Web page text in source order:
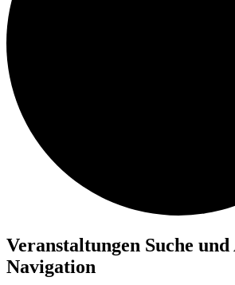
Veranstaltungen
Veranstaltungen Suche und
Navigation